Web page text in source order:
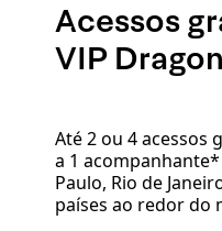
Acessos
VIP
Até 2 ou 4 acessos
a 1
Paulo, Rio de
países ao redor do